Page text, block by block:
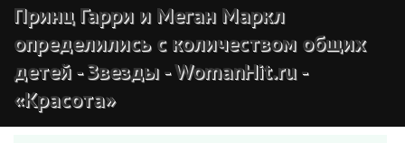
Принц Гарри и Меган Маркл
определились с количеством общих
детей - Звезды - WomanHit.ru -
«Красота»